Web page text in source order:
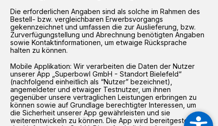
Die erforderlichen Angaben sind als solche im Rahmen des
Bestell- bzw. vergleichbaren Erwerbsvorgangs
gekennzeichnet und umfassen die zur Auslieferung, bzw.
Zurverfügungstellung und Abrechnung benötigten Angaben
sowie Kontaktinformationen, um etwaige Rücksprache
halten zu können.
Mobile Applikation: Wir verarbeiten die Daten der Nutzer
unserer App „Superbowl GmbH - Standort Bielefeld“
(nachfolgend einheitlich als “Nutzer” bezeichnet),
angemeldeter und etwaiger Testnutzer, um ihnen
gegenüber unsere vertraglichen Leistungen erbringen zu
können sowie auf Grundlage berechtigter Interessen, um
die Sicherheit unserer App gewährleisten und sie
weiterentwickeln zu können. Die App wird bereitgestellt von